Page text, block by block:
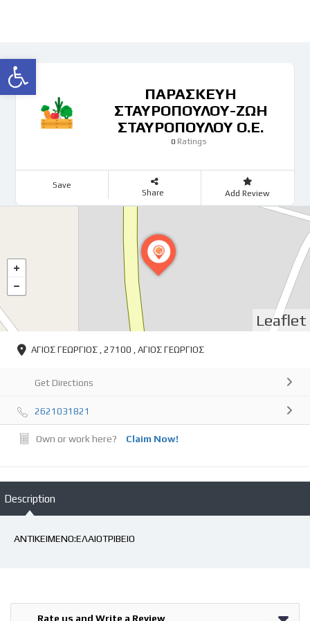
Ανοίξτε τη γραμμή εργαλείων
ΠΑΡΑΣΚΕΥΗ
ΣΤΑΥΡΟΠΟΥΛΟΥ-ΖΩΗ
ΣΤΑΥΡΟΠΟΥΛΟΥ Ο.Ε.
0Ratings
Save
Share Add Review
Leaflet
ΑΓΙΟΣ ΓΕΩΡΓΙΟΣ , 27100 , ΑΓΙΟΣ ΓΕΩΡΓΙΟΣ
Get Directions
2621031821
Own or work here? Claim Now!
Description
ΑΝΤΙΚΕΙΜΕΝΟ:ΕΛΑΙΟΤΡΙΒΕΙΟ
Rate us and Write a Review